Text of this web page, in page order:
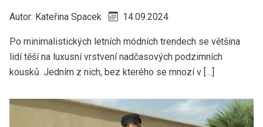
Autor: Kateřina Spacek 14.09.2024
Po minimalistických letních módních trendech se většina
lidí těší na luxusní vrstvení nadčasových podzimních
kousků. Jedním z nich, bez kterého se mnozí v […]